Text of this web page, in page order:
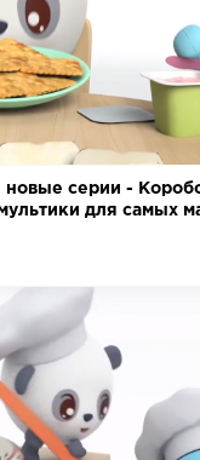
серии -
для самых